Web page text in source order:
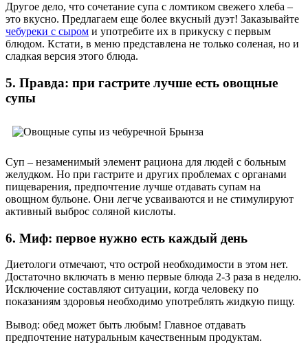
Другое дело, что сочетание супа с ломтиком свежего хлеба –
это вкусно. Предлагаем еще более вкусный дуэт! Заказывайте
чебуреки с сыром и употребите их в прикуску с первым
блюдом. Кстати, в меню представлена не только соленая, но и
сладкая версия этого блюда.
5. Правда: при гастрите лучше есть овощные
супы
Суп – незаменимый элемент рациона для людей с больным
желудком. Но при гастрите и других проблемах с органами
пищеварения, предпочтение лучше отдавать супам на
овощном бульоне. Они легче усваиваются и не стимулируют
активный выброс соляной кислоты.
6. Миф: первое нужно есть каждый день
Диетологи отмечают, что острой необходимости в этом нет.
Достаточно включать в меню первые блюда 2-3 раза в неделю.
Исключение составляют ситуации, когда человеку по
показаниям здоровья необходимо употреблять жидкую пищу.
Вывод: обед может быть любым! Главное отдавать
предпочтение натуральным качественным продуктам.